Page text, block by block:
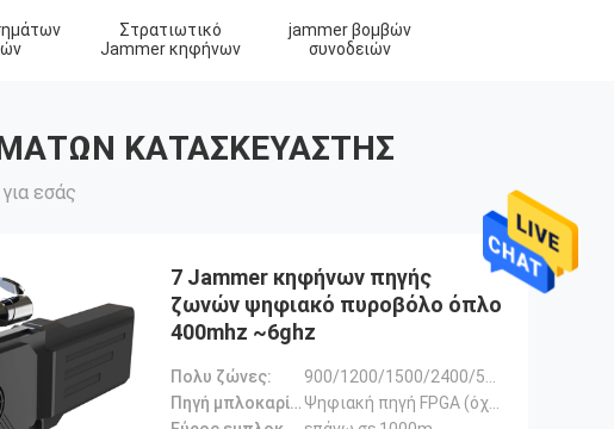
Τακτικό Jammer
Jammer
επικοινωνίας
ΚΑΤΑΣΚΕΥΑΣΤΉΣ
εσάς
7 Jammer κηφήνων πηγής
ζωνών ψηφιακό πυροβόλο όπλο
400mhz ~6ghz
Πολυ ζώνες:
900/1200/1500/2400/5800mhz
Πηγή μπλοκαρίσματος:
Ψηφιακή πηγή FPGA (όχι dds/vco